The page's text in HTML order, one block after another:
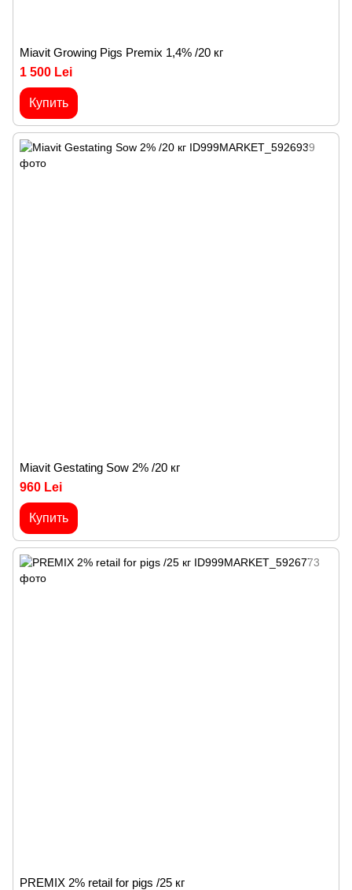
Miavit Growing Pigs Premix 1,4% /20 кг
1 500 Lei
Купить
Miavit Gestating Sow 2% /20 кг
960 Lei
Купить
PREMIX 2% retail for pigs /25 кг